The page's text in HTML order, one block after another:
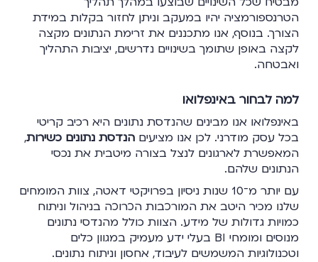
הטרנספורמציה יהיו במעקב וניתן לחזור בקלות במידת
הצורך. בנוסף, אנו מתכננים את זרימת הנתונים מקצה
לקצה באופן שתומך בשינויים נדרשים, יציבות התהליך
ואבטחה.
למה לבחור באינפלואו
באינפלואו אנו מבינים שהנדסת נתונים היא רכיב קריטי
בכל עסק מודרני. לכן אנו מציעים הנדסת נתונים כשירות,
המאפשרת לארגונים לנצל בצורה מיטבית את נכסי
הנתונים שלהם.
עם יותר מ־10 שנות ניסיון בפרויקטי דאטה, צוות המומחים
שלנו מכיר היטב את המורכבות הכרוכה בניהול וניתוח
כמויות גדולות של מידע. הצוות כולל מהנדסי נתונים
מנוסים ומומחי BI בעלי ידע מעמיק במגוון כלים
וטכנולוגיות המשמשים לעיבוד, אחסון וניתוח נתונים.